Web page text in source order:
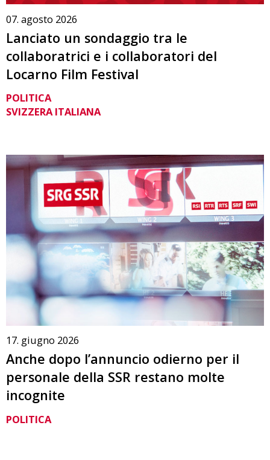
07. agosto 2026
Lanciato un sondaggio tra le
collaboratrici e i collaboratori del
Locarno Film Festival
POLITICA
SVIZZERA ITALIANA
17. giugno 2026
Anche dopo l’annuncio odierno per il
personale della SSR restano molte
incognite
POLITICA